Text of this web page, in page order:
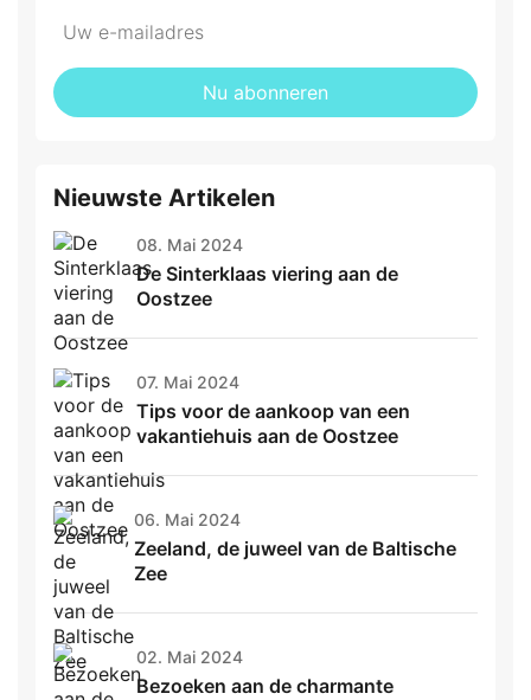
Nu abonneren
Nieuwste Artikelen
08. Mai 2024
De Sinterklaas viering aan de
Oostzee
07. Mai 2024
Tips voor de aankoop van een
vakantiehuis aan de Oostzee
06. Mai 2024
Zeeland, de juweel van de Baltische
Zee
02. Mai 2024
Bezoeken aan de charmante